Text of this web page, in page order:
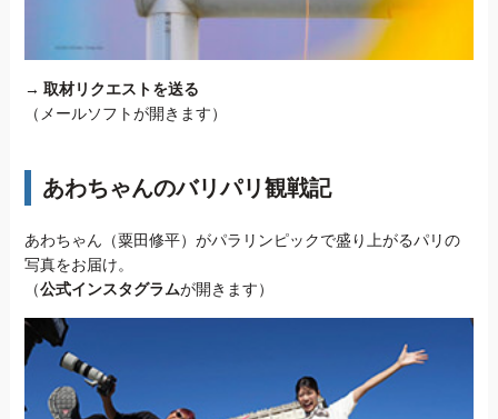
→ 取材リクエストを送る
（メールソフトが開きます）
あわちゃんのバリパリ観戦記
あわちゃん（粟田修平）がパラリンピックで盛り上がるパリの
写真をお届け。
（公式インスタグラムが開きます）